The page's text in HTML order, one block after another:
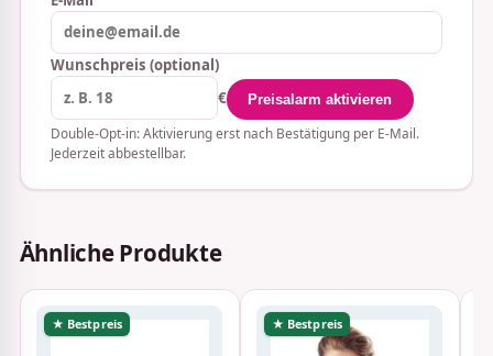
Wunschpreis (optional)
€
Preisalarm aktivieren
Double-Opt-in: Aktivierung erst nach Bestätigung per E-Mail.
Jederzeit abbestellbar.
Ähnliche Produkte
★ Bestpreis ★ Bestpreis